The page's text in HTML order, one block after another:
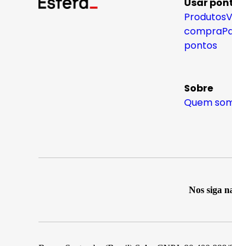
Produtos
compra
pontos
Sobre
Quem
Nos siga